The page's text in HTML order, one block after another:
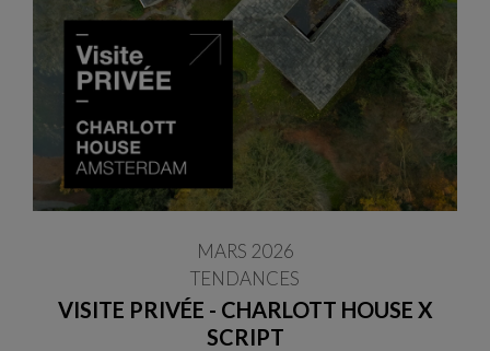
VISITE PRIVÉE - CHARLOTT HOUSE X
SCRIPT
MARS 2026
TENDANCES